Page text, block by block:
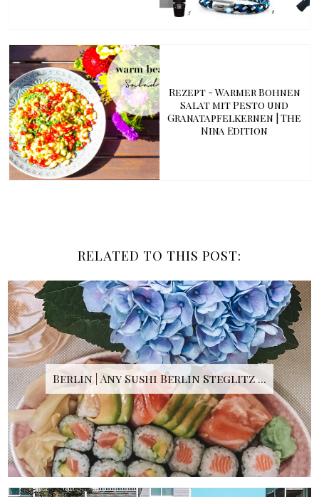
Rezept - Warmer Bohnen
Salat mit Pesto und
Granatapfelkernen | The
Nina Edition
RELATED TO THIS POST:
Berlin | Any Sushi Berlin Steglitz ...